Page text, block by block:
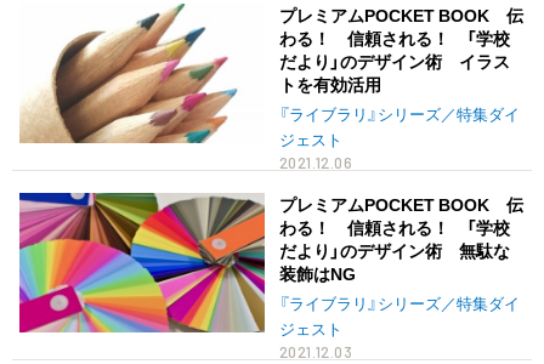
プレミアムPOCKET BOOK 伝
わる！ 信頼される！ 「学校
だより」のデザイン術 イラス
トを有効活用
『ライブラリ』シリーズ／特集ダイ
ジェスト
2021.12.06
プレミアムPOCKET BOOK 伝
わる！ 信頼される！ 「学校
だより」のデザイン術 無駄な
装飾はNG
『ライブラリ』シリーズ／特集ダイ
ジェスト
2021.12.03